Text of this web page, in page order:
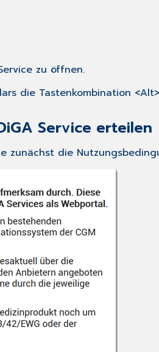
zu öffnen.
die Tastenkombination
Service erteilen
zunächst die